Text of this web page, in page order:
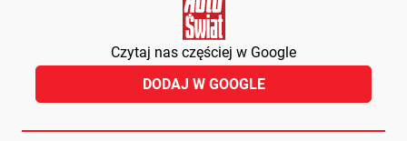
Czytaj nas częściej w Google
DODAJ W GOOGLE